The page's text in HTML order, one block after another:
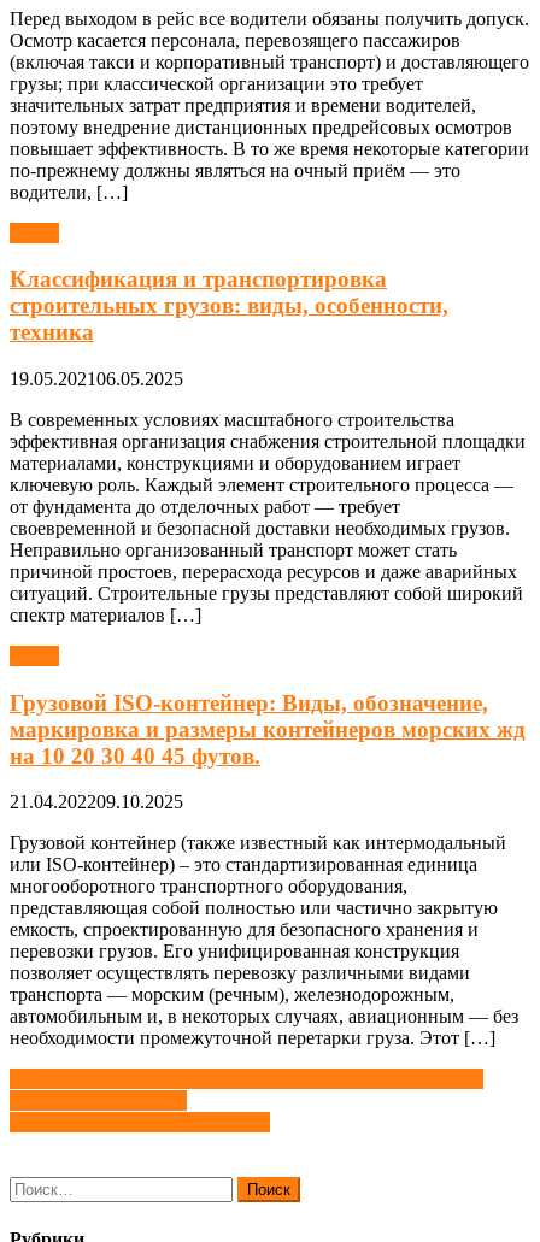
Перед выходом в рейс все водители обязаны получить допуск.
Осмотр касается персонала, перевозящего пассажиров
(включая такси и корпоративный транспорт) и доставляющего
грузы; при классической организации это требует
значительных затрат предприятия и времени водителей,
поэтому внедрение дистанционных предрейсовых осмотров
повышает эффективность. В то же время некоторые категории
по-прежнему должны являться на очный приём — это
водители, […]
Классификация и транспортировка
строительных грузов: виды, особенности,
техника
19.05.202106.05.2025
В современных условиях масштабного строительства
эффективная организация снабжения строительной площадки
материалами, конструкциями и оборудованием играет
ключевую роль. Каждый элемент строительного процесса —
от фундамента до отделочных работ — требует
своевременной и безопасной доставки необходимых грузов.
Неправильно организованный транспорт может стать
причиной простоев, перерасхода ресурсов и даже аварийных
ситуаций. Строительные грузы представляют собой широкий
спектр материалов […]
Грузовой ISO-контейнер: Виды, обозначение,
маркировка и размеры контейнеров морских жд
на 10 20 30 40 45 футов.
21.04.202209.10.2025
Грузовой контейнер (также известный как интермодальный
или ISO-контейнер) – это стандартизированная единица
многооборотного транспортного оборудования,
представляющая собой полностью или частично закрытую
емкость, спроектированную для безопасного хранения и
перевозки грузов. Его унифицированная конструкция
позволяет осуществлять перевозку различными видами
транспорта — морским (речным), железнодорожным,
автомобильным и, в некоторых случаях, авиационным — без
необходимости промежуточной перетарки груза. Этот […]
Навигация
по
Найти: